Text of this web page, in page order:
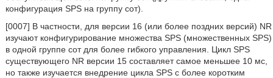
конфигурация SPS на группу сот).
[0007] В частности, для версии 16 (или более поздних версий) NR
изучают конфигурирование множества SPS (множественных SPS)
в одной группе сот для более гибкого управления. Цикл SPS
существующего NR версии 15 составляет самое меньшее 10 мс,
но также изучается внедрение цикла SPS с более коротким